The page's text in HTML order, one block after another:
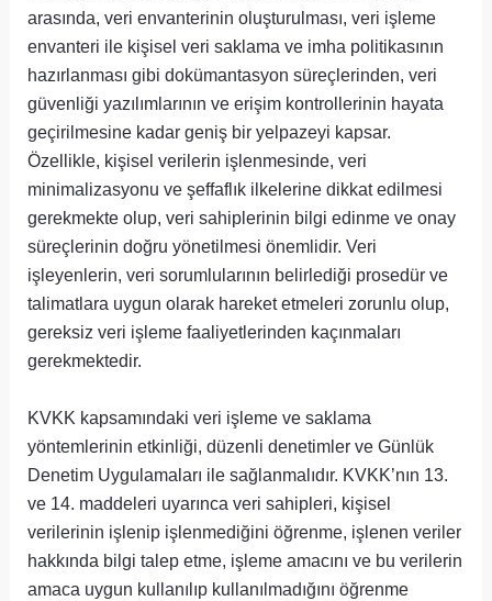
arasında, veri envanterinin oluşturulması, veri işleme
envanteri ile kişisel veri saklama ve imha politikasının
hazırlanması gibi dokümantasyon süreçlerinden, veri
güvenliği yazılımlarının ve erişim kontrollerinin hayata
geçirilmesine kadar geniş bir yelpazeyi kapsar.
Özellikle, kişisel verilerin işlenmesinde, veri
minimalizasyonu ve şeffaflık ilkelerine dikkat edilmesi
gerekmekte olup, veri sahiplerinin bilgi edinme ve onay
süreçlerinin doğru yönetilmesi önemlidir. Veri
işleyenlerin, veri sorumlularının belirlediği prosedür ve
talimatlara uygun olarak hareket etmeleri zorunlu olup,
gereksiz veri işleme faaliyetlerinden kaçınmaları
gerekmektedir.
KVKK kapsamındaki veri işleme ve saklama
yöntemlerinin etkinliği, düzenli denetimler ve Günlük
Denetim Uygulamaları ile sağlanmalıdır. KVKK’nın 13.
ve 14. maddeleri uyarınca veri sahipleri, kişisel
verilerinin işlenip işlenmediğini öğrenme, işlenen veriler
hakkında bilgi talep etme, işleme amacını ve bu verilerin
amaca uygun kullanılıp kullanılmadığını öğrenme